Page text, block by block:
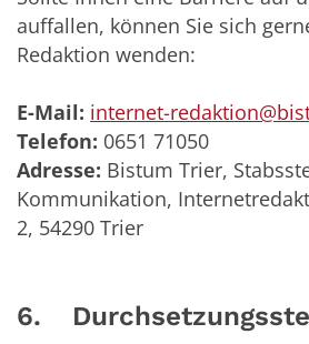
auffallen, können Sie sich
Redaktion wenden:
E-Mail: internet-
Telefon: 0651 71050
Adresse: Bistum Trier,
Kommunikation,
2, 54290 Trier
6.